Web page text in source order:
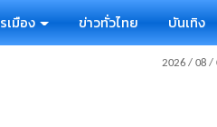
เมือง ข่าวทั่วไทย บันเทิง